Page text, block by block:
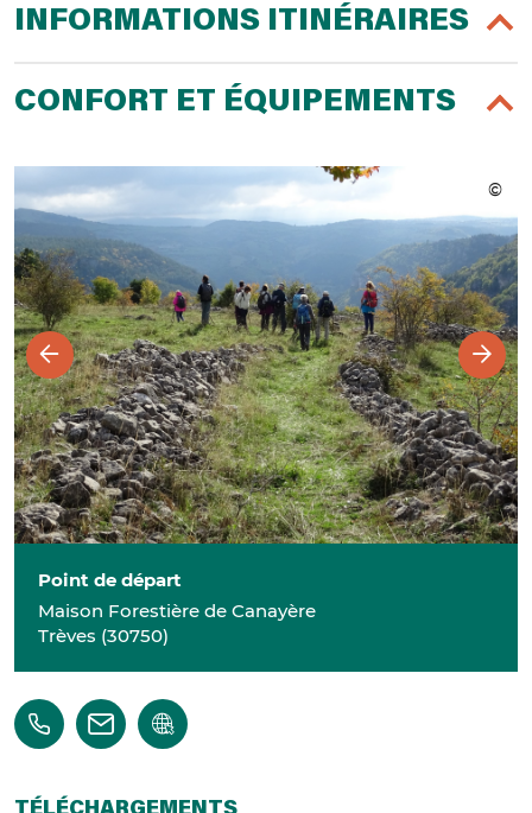
INFORMATIONS ITINÉRAIRES
CONFORT ET ÉQUIPEMENTS
Point de départ
Maison Forestière de Canayère
Trèves (30750)